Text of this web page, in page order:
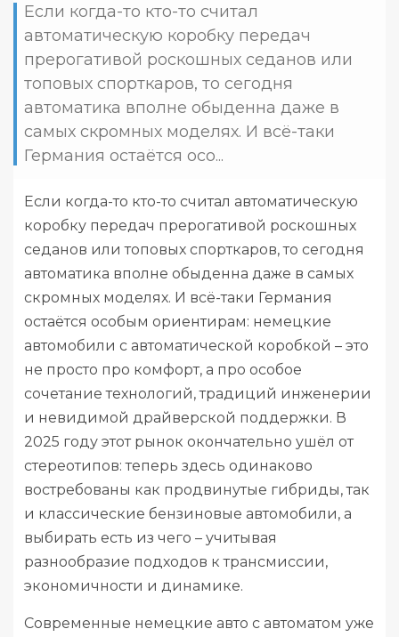
Если когда-то кто-то считал
автоматическую коробку передач
прерогативой роскошных седанов или
топовых спорткаров, то сегодня
автоматика вполне обыденна даже в
самых скромных моделях. И всё-таки
Германия остаётся осо...
Если когда-то кто-то считал автоматическую
коробку передач прерогативой роскошных
седанов или топовых спорткаров, то сегодня
автоматика вполне обыденна даже в самых
скромных моделях. И всё-таки Германия
остаётся особым ориентирам: немецкие
автомобили с автоматической коробкой – это
не просто про комфорт, а про особое
сочетание технологий, традиций инженерии
и невидимой драйверской поддержки. В
2025 году этот рынок окончательно ушёл от
стереотипов: теперь здесь одинаково
востребованы как продвинутые гибриды, так
и классические бензиновые автомобили, а
выбирать есть из чего – учитывая
разнообразие подходов к трансмиссии,
экономичности и динамике.
Современные немецкие авто с автоматом уже